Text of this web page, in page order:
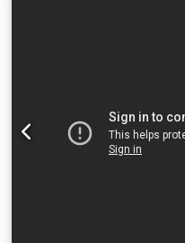
1982 Cjdpfjvwfc Hsx
actual según inspección.